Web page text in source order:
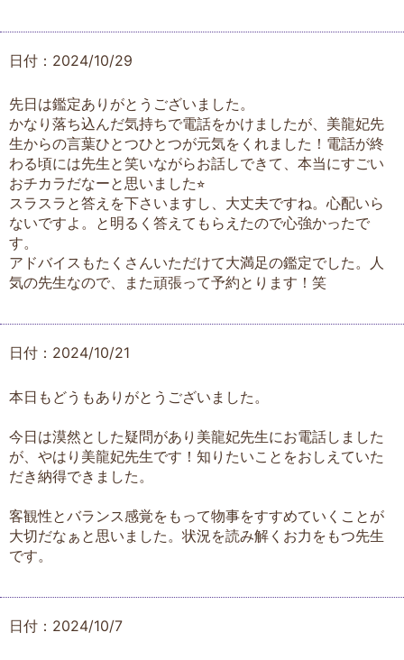
日付：2024/10/29
先日は鑑定ありがとうございました。
かなり落ち込んだ気持ちで電話をかけましたが、美龍妃先
生からの言葉ひとつひとつが元気をくれました！電話が終
わる頃には先生と笑いながらお話しできて、本当にすごい
おチカラだなーと思いました⭐︎
スラスラと答えを下さいますし、大丈夫ですね。心配いら
ないですよ。と明るく答えてもらえたので心強かったで
す。
アドバイスもたくさんいただけて大満足の鑑定でした。人
気の先生なので、また頑張って予約とります！笑
日付：2024/10/21
本日もどうもありがとうございました。
今日は漠然とした疑問があり美龍妃先生にお電話しました
が、やはり美龍妃先生です！知りたいことをおしえていた
だき納得できました。
客観性とバランス感覚をもって物事をすすめていくことが
大切だなぁと思いました。状況を読み解くお力をもつ先生
です。
日付：2024/10/7